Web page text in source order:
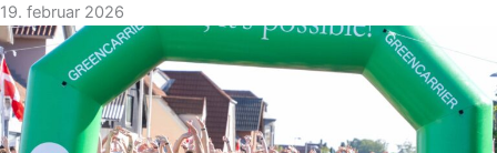
19. februar 2026